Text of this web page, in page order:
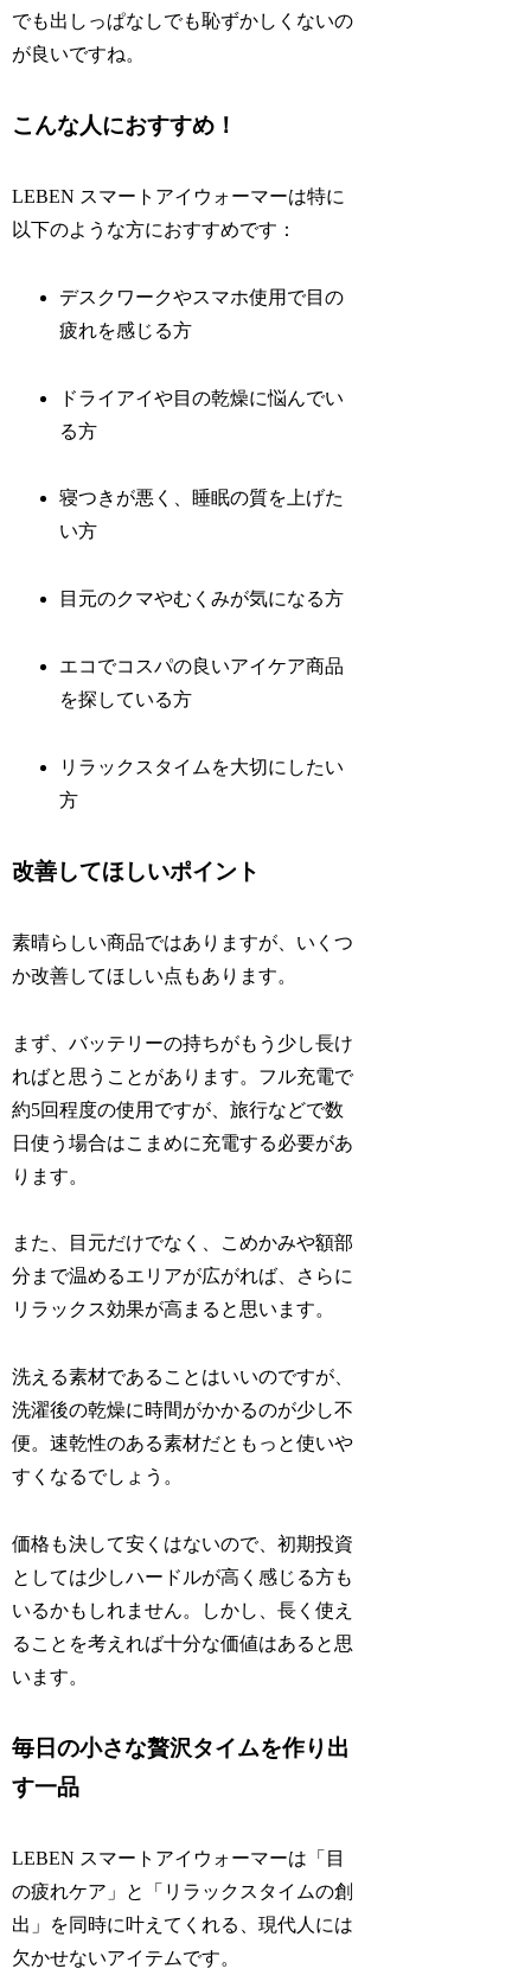
でも出しっぱなしでも恥ずかしくないの
が良いですね。
こんな人におすすめ！
LEBEN スマートアイウォーマーは特に
以下のような方におすすめです：
デスクワークやスマホ使用で目の
疲れを感じる方
ドライアイや目の乾燥に悩んでい
る方
寝つきが悪く、睡眠の質を上げた
い方
目元のクマやむくみが気になる方
エコでコスパの良いアイケア商品
を探している方
リラックスタイムを大切にしたい
方
改善してほしいポイント
素晴らしい商品ではありますが、いくつ
か改善してほしい点もあります。
まず、バッテリーの持ちがもう少し長け
ればと思うことがあります。フル充電で
約5回程度の使用ですが、旅行などで数
日使う場合はこまめに充電する必要があ
ります。
また、目元だけでなく、こめかみや額部
分まで温めるエリアが広がれば、さらに
リラックス効果が高まると思います。
洗える素材であることはいいのですが、
洗濯後の乾燥に時間がかかるのが少し不
便。速乾性のある素材だともっと使いや
すくなるでしょう。
価格も決して安くはないので、初期投資
としては少しハードルが高く感じる方も
いるかもしれません。しかし、長く使え
ることを考えれば十分な価値はあると思
います。
毎日の小さな贅沢タイムを作り出
す一品
LEBEN スマートアイウォーマーは「目
の疲れケア」と「リラックスタイムの創
出」を同時に叶えてくれる、現代人には
欠かせないアイテムです。